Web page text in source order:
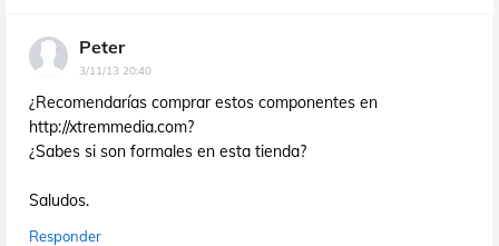
Peter
3/11/13 20:40
¿Recomendarías comprar estos componentes en
http://xtremmedia.com?
¿Sabes si son formales en esta tienda?
Saludos.
Responder